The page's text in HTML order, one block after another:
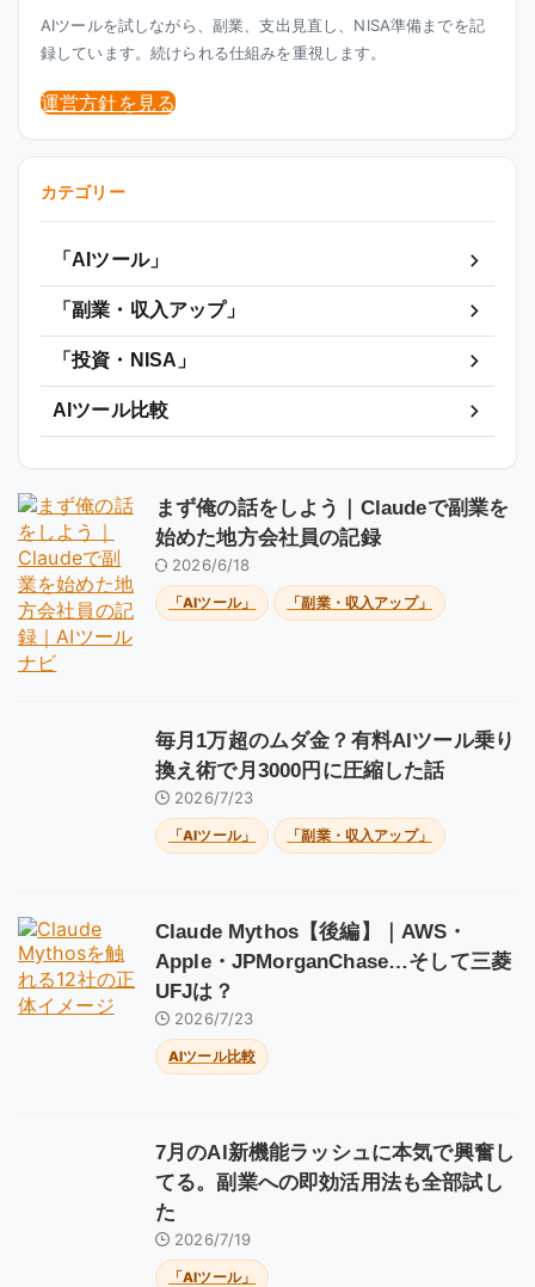
AIツールを試しながら、副業、支出見直し、NISA準備までを記
録しています。続けられる仕組みを重視します。
運営方針を見る
カテゴリー
「AIツール」
「副業・収入アップ」
「投資・NISA」
AIツール比較
まず俺の話をしよう｜Claudeで副業を
始めた地方会社員の記録
2026/6/18
「AIツール」 「副業・収入アップ」
毎月1万超のムダ金？有料AIツール乗り
換え術で月3000円に圧縮した話
2026/7/23
「AIツール」 「副業・収入アップ」
Claude Mythos【後編】｜AWS・
Apple・JPMorganChase…そして三菱
UFJは？
2026/7/23
AIツール比較
7月のAI新機能ラッシュに本気で興奮し
てる。副業への即効活用法も全部試し
た
2026/7/19
「AIツール」